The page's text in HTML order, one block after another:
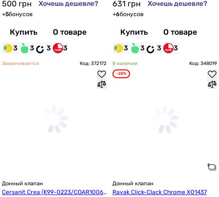
500 грн Хочешь дешевле?
+5бонусов
Купить О товаре
3 3 3 3
631 грн Хочешь дешевле?
+6бонусов
Купить О товаре
3 3 3 3
Заканчивается Код: 372172
Донный клапан
Cersanit Crea (K99-0223/COAR10066
В наличии Код: 348019
-20%
Донный клапан
Ravak Click-Clack Chrome X01437